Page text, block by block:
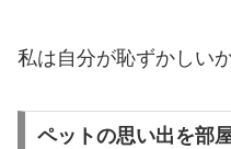
私は自分が恥ずかしいか
ペットの思い出を部